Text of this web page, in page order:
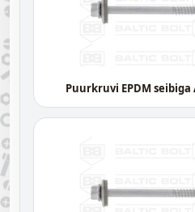
Puurkruvi EPDM seibiga